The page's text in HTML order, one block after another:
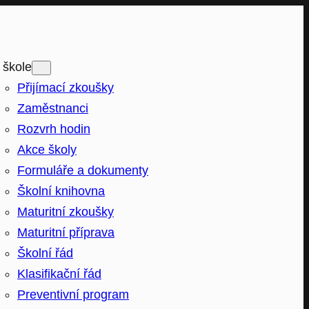
škole
Přijímací zkoušky
Zaměstnanci
Rozvrh hodin
Akce školy
Formuláře a dokumenty
Školní knihovna
Maturitní zkoušky
Maturitní příprava
Školní řád
Klasifikační řád
Preventivní program